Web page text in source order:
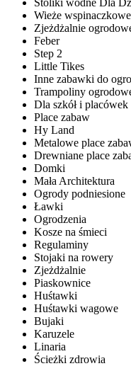
Stoliki wodne Dla
Wieże
Zjeżdżalnie
Feber
Step 2
Little Tikes
Inne zabawki do
Trampoliny
Dla szkół i
Place zabaw
Hy Land
Metalowe place
Drewniane place
Domki
Mała Architektura
Ogrody podniesione
Ławki
Ogrodzenia
Kosze na śmieci
Regulaminy
Stojaki na rowery
Zjeżdżalnie
Piaskownice
Huśtawki
Huśtawki wagowe
Bujaki
Karuzele
Linaria
Ścieżki zdrowia